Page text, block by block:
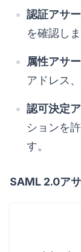
認証アサ
を確認しま
属性アサ
アドレス
認可決定
ションを
す。
SAML 2.0ア